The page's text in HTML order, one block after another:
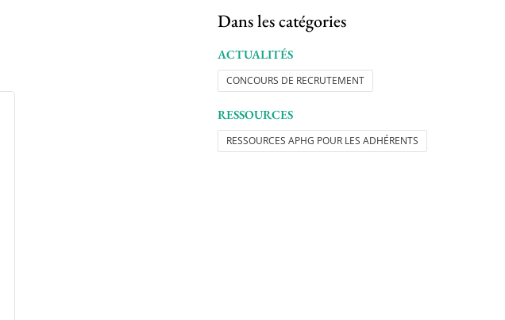
Dans les catégories
ACTUALITÉS
CONCOURS DE RECRUTEMENT
RESSOURCES
RESSOURCES APHG POUR LES ADHÉRENTS